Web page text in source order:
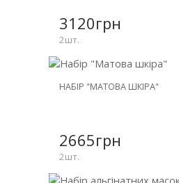
-26%
3120грн
2шт.
НОВИНКА
-25%
НАБІР "МАТОВА ШКІРА"
2665грн
2шт.